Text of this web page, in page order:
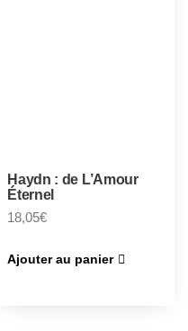
Haydn : de L’Amour
Éternel
18,05€
Ajouter au panier